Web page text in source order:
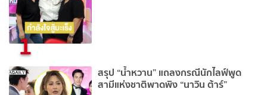
1
สรุป “น้ำหวาน” แถลงกรณีนักไลฟ์พูด
สามีแห่งชาติพาดพิง “นาวิน ต้าร์”